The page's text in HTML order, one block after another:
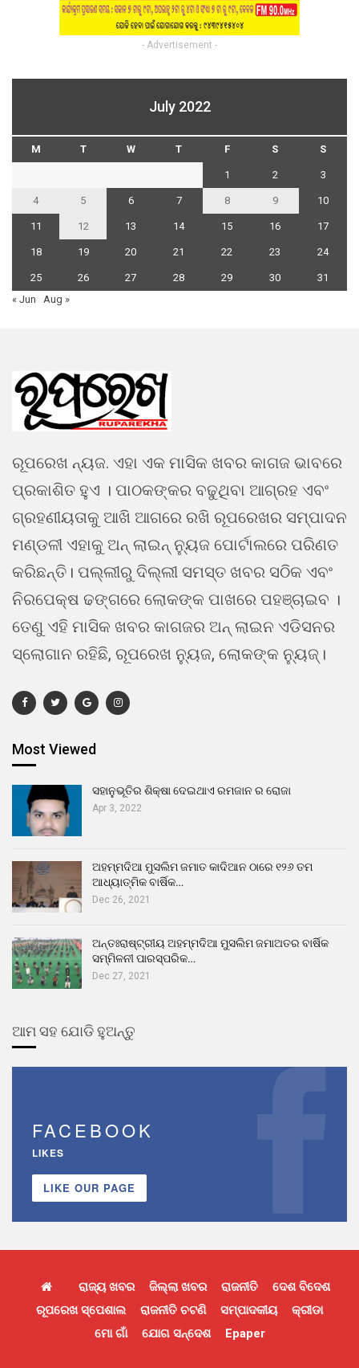
- Advertisement -
July 2022
M T W T F S S
1 2 3
4 5 6 7 8 9 10
11 12 13 14 15 16 17
18 19 20 21 22 23 24
25 26 27 28 29 30
31
« Jun
Aug »
ରୂପରେଖ ନ୍ୟଜ. ଏହା ଏକ ମାସିକ ଖବର କାଗଜ ଭାବରେ
ପ୍ରକାଶିତ ହୁଏ । ପାଠକଙ୍କର ବଢୁଥିବା ଆଗ୍ରହ ଏବଂ
ଗ୍ରହଣୀୟତାକୁ ଆଖି ଆଗରେ ରଖି ରୂପରେଖର ସମ୍ପାଦନ
ମଣ୍ଡଳୀ ଏହାକୁ ଅନ୍ ଲାଇନ୍ ନ୍ୟୁଜ ପୋର୍ଟାଲରେ ପରିଣତ
କରିଛନ୍ତି। ପଲ୍ଲୀରୁ ଦିଲ୍ଲୀ ସମସ୍ତ ଖବର ସଠିକ ଏବଂ
ନିରପେକ୍ଷ ଢଙ୍ଗରେ ଲୋକଙ୍କ ପାଖରେ ପହଞ୍ଚାଇବ ।
ତେଣୁ ଏହି ମାସିକ ଖବର କାଗଜର ଅନ୍ ଲାଇନ ଏଡିସନର
ସ୍ଲୋଗାନ ରହିଛି, ରୂପରେଖ ନ୍ୟୁଜ, ଲୋକଙ୍କ ନ୍ୟୁଜ୍।
Most Viewed
ସହାନୁଭୂତିର ଶିକ୍ଷା ଦେଇଥାଏ ରମଜାନ ର ରୋଜା
Apr 3, 2022
ଅହମ୍ମଦିଆ ମୁସଲିମ ଜମାତ କାଦିଆନ ଠାରେ ୧୨୬ ତମ
ଆଧ୍ୟାତ୍ମିକ ବାର୍ଷିକ…
Dec 26, 2021
ଅନ୍ତଃରାଷ୍ଟ୍ରୀୟ ଅହମ୍ମଦିଆ ମୁସଲିମ ଜମାଅତର ବାର୍ଷିକ
ସମ୍ମିଳନୀ ପାରସ୍ପରିକ…
Dec 27, 2021
ଆମ ସହ ଯୋଡି ହୁଅନ୍ତୁ
FACEBOOK
LIKES
LIKE OUR PAGE
ରାଜ୍ୟ ଖବର ଜିଲ୍ଲା ଖବର ରାଜନୀତି
ଦେଶ ବିଦେଶ
ରୂପରେଖ ସ୍ପେଶାଲ
ରାଜନୀତି ଚଟଣି ସମ୍ପାଦକୀୟ
କ୍ରୀଡା
ମୋ ଗାଁ
ଯୋଗ ସନ୍ଦେଶ Epaper